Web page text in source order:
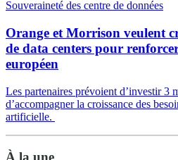
Souveraineté des centre de données
Orange et Morrison veulent
de data centers pour
européen
Les partenaires prévoient d’investir 3
d’accompagner la croissance des
artificielle.
À la une